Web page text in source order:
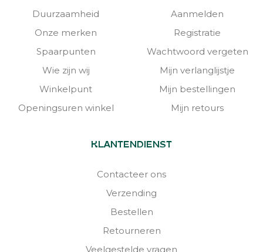
Duurzaamheid
Onze merken
Spaarpunten
Wie zijn wij
Winkelpunt
Openingsuren winkel
Aanmelden
Registratie
Wachtwoord vergeten
Mijn verlanglijstje
Mijn bestellingen
Mijn retours
KLANTENDIENST
Contacteer ons
Verzending
Bestellen
Retourneren
Veelgestelde vragen